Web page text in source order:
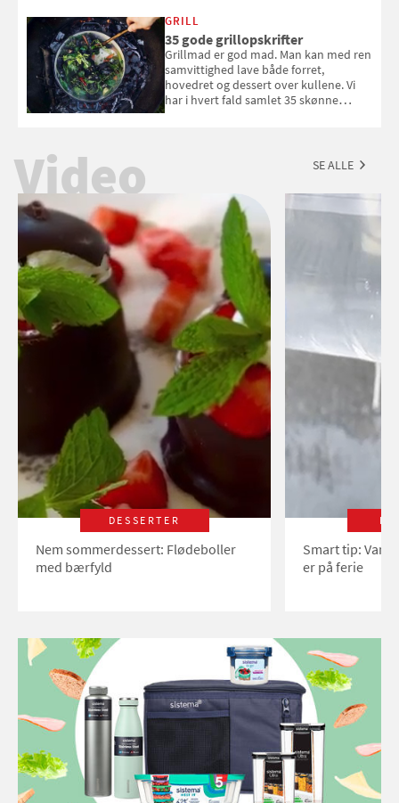
med i Samvirkes skønne vinquiz, hvor
du kan vinde 6 flasker vin fra Viña
Esmeralda. Konkurrencen slutter 1.
september 2026.
GRILL
35 gode grillopskrifter
Grillmad er god mad. Man kan med ren
samvittighed lave både forret,
hovedret og dessert over kullene. Vi
har i hvert fald samlet 35 skønne
Video SE ALLE
DESSERTER
Nem sommerdessert: Flødeboller
med bærfyld
Smart tip:
er på ferie